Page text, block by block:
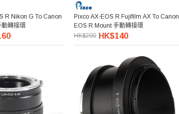
R Nikon G To Canon
轉接環
Pixco AX-EOS R Fujifilm AX To Canon
EOS R Mount 手動轉接環
HK$200 HK$140